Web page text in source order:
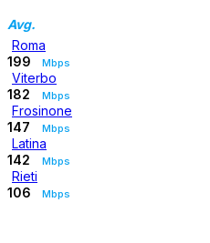
Avg.
Roma
199
Mbps
Viterbo
182
Mbps
Frosinone
147
Mbps
Latina
142
Mbps
Rieti
106
Mbps